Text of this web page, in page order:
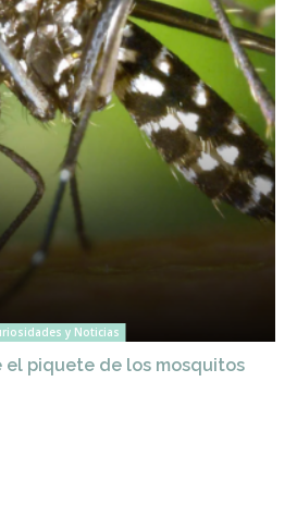
y Noticias
el piquete de los mosquitos